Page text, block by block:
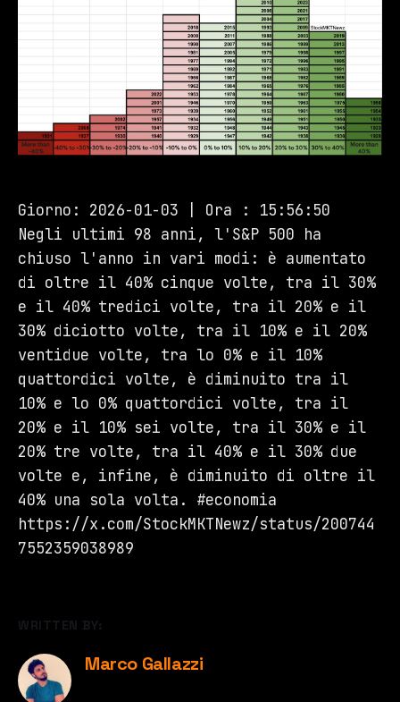
Giorno: 2026-01-03 | Ora : 15:56:50
Negli ultimi 98 anni, l'S&P 500 ha
chiuso l'anno in vari modi: è aumentato
di oltre il 40% cinque volte, tra il 30%
e il 40% tredici volte, tra il 20% e il
30% diciotto volte, tra il 10% e il 20%
ventidue volte, tra lo 0% e il 10%
quattordici volte, è diminuito tra il
10% e lo 0% quattordici volte, tra il
20% e il 10% sei volte, tra il 30% e il
20% tre volte, tra il 40% e il 30% due
volte e, infine, è diminuito di oltre il
40% una sola volta. #economia
https://x.com/StockMKTNewz/status/200744
7552359038989
WRITTEN BY:
Marco Gallazzi